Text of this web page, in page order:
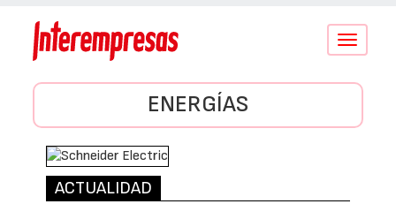
Conmutar
ENERGÍAS
ACTUALIDAD